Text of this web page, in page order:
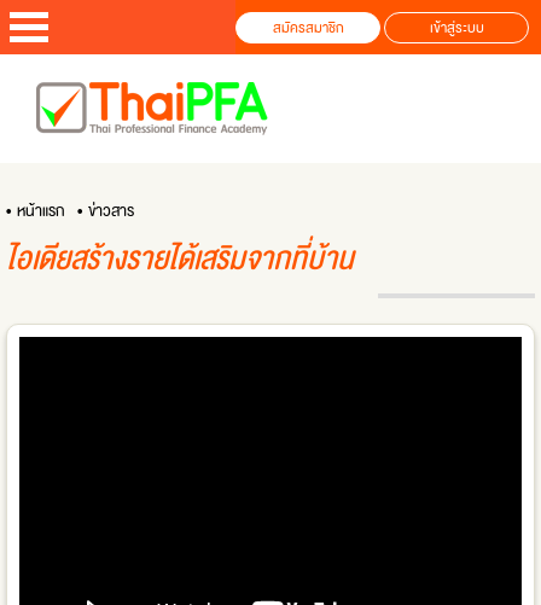
สมัครสมาชิก เข้าสู่ระบบ
• หน้าแรก • ข่าวสาร
ไอเดียสร้างรายได้เสริมจากที่บ้าน